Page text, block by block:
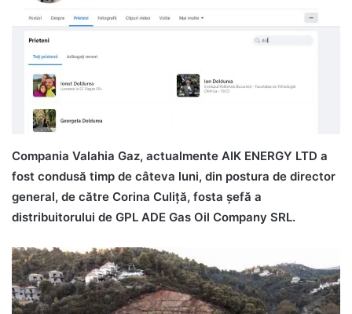
Compania Valahia Gaz, actualmente AIK ENERGY LTD a
fost condusă timp de câteva luni, din postura de director
general, de către Corina Culiță, fosta șefă a
distribuitorului de GPL ADE Gas Oil Company SRL.